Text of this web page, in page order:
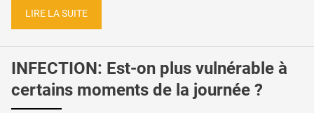
LIRE LA SUITE
INFECTION: Est-on plus vulnérable à
certains moments de la journée ?